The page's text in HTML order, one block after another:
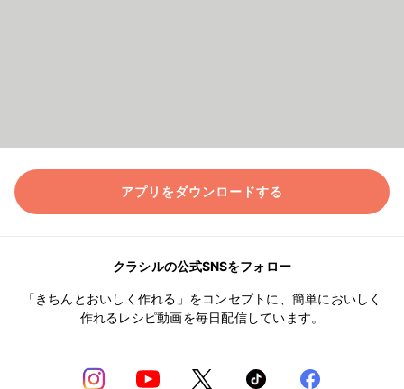
アプリをダウンロードする
クラシルの公式SNSをフォロー
「きちんとおいしく作れる」をコンセプトに、簡単においしく
作れるレシピ動画を毎日配信しています。